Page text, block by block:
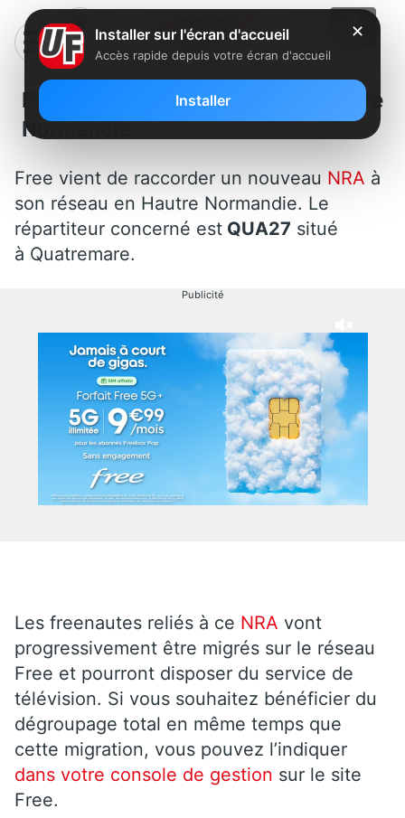
Free : Un nouveau NRA en Haute
Normandie
Free vient de raccorder un nouveau NRA à
son réseau en Hautre Normandie. Le
répartiteur concerné est QUA27 situé
à Quatremare.
Publicité
Les freenautes reliés à ce NRA vont
progressivement être migrés sur le réseau
Free et pourront disposer du service de
télévision. Si vous souhaitez bénéficier du
dégroupage total en même temps que
cette migration, vous pouvez l’indiquer
dans votre console de gestion sur le site
Free.
✕
Installer sur l'écran d'accueil
Accès rapide depuis votre écran d'accueil
Installer